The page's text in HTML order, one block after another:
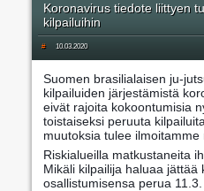
Koronavirus tiedote liittyen
kilpailuihin
# 10.03.2020
Suomen brasilialaisen ju-
kilpailuiden järjestämistä
eivät rajoita kokoontumisia
toistaiseksi peruuta
muutoksia tulee ilmoitamme
Riskialueilla matkustaneita
Mikäli kilpailija haluaa jättää
osallistumisensa perua